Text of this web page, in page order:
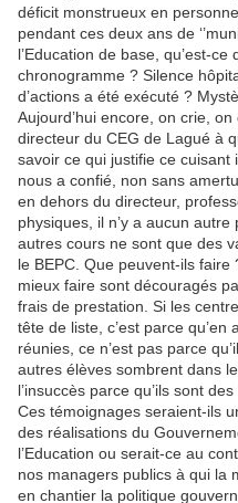
déficit monstrueux en
pendant ces deux ans de
l’Education de base, qu’est-
chronogramme ? Silence
d’actions a été exécuté ?
Aujourd’hui encore, on crie,
directeur du CEG de Lagué à
savoir ce qui justifie ce cuisant
nous a confié, non sans
en dehors du directeur,
physiques, il n’y a aucun
autres cours ne sont que des
le BEPC. Que peuvent-ils
mieux faire sont découragés
frais de prestation. Si les
tête de liste, c’est parce
réunies, ce n’est pas parce
autres élèves sombrent dans
l’insuccès parce qu’ils sont
Ces témoignages seraient-ils
des réalisations du
l’Education ou serait-ce au
nos managers publics à qui la
en chantier la politique